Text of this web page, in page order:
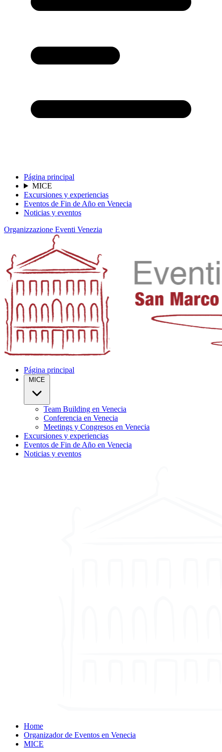
Página principal
MICE
Excursiones y experiencias
Eventos de Fin de Año en Venecia
Noticias y eventos
Organizzazione Eventi Venezia
Página principal
MICE
Team Building en Venecia
Conferencia en Venecia
Meetings y Congresos en Venecia
Excursiones y experiencias
Eventos de Fin de Año en Venecia
Noticias y eventos
Home
Organizador de Eventos en Venecia
MICE